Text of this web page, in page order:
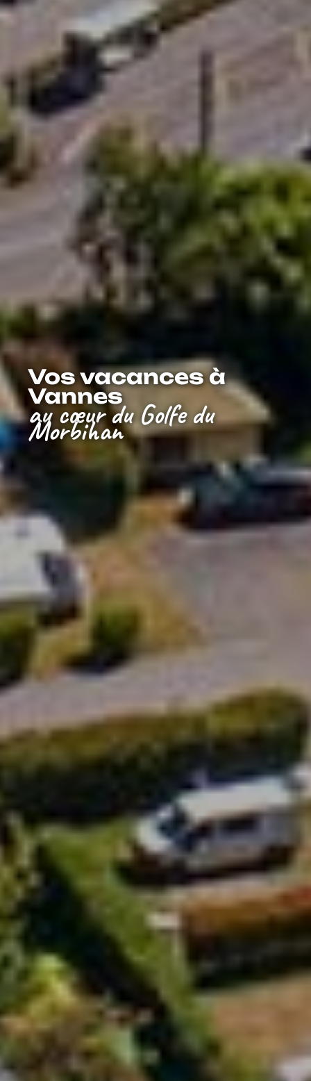
Vos vacances à
Vannes
au cœur du Golfe du
Morbihan